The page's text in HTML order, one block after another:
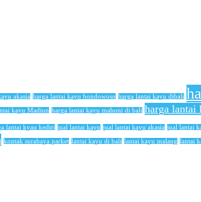
akasia harga lantai kayu bondowoso harga lantai kayu dibali
kayu Madiun harga lantai kayu mahoni di bali harga lantai
lantai kyau kediri jual lantai kayu jual lantai kayu akasia jual lantai
kontak surabaya parket lantai kayu di bali lantai kayu malang lantai